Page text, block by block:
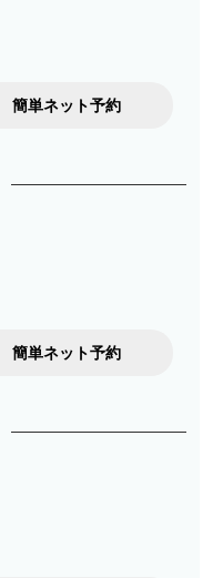
簡単ネット予約
簡単ネット予約